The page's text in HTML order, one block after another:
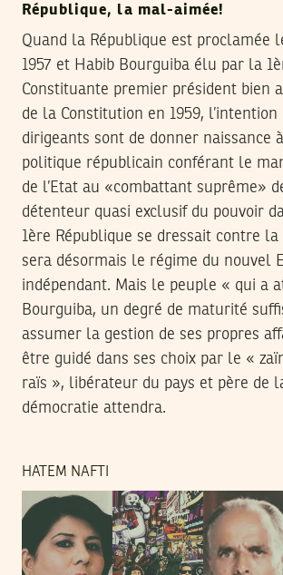
République, la mal-aimée!
Quand la République est proclamée
1957 et Habib Bourguiba élu par la
Constituante premier président bien
de la Constitution en 1959, l’intention
dirigeants sont de donner naissance
politique républicain conférant le
de l’Etat au «combattant suprême»
détenteur quasi exclusif du pouvoir
1ère République se dressait contre
sera désormais le régime du nouvel
indépendant. Mais le peuple « qui a
Bourguiba, un degré de maturité
assumer la gestion de ses propres
être guidé dans ses choix par le «
raïs », libérateur du pays et père de
démocratie attendra.
HATEM NAFTI